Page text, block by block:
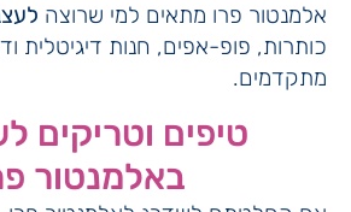
אלמנטור פרו מתאים למי שרוצה
כותרות, פופ-אפים, חנות דיגיטלית
מתקדמים.
טיפים וטריקים
באלמנטור